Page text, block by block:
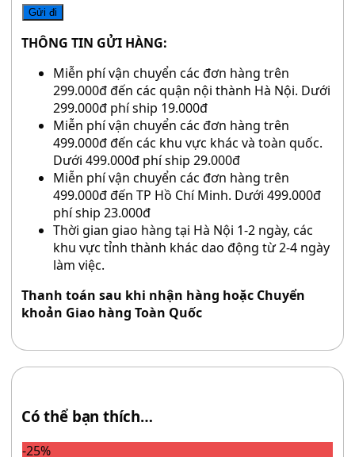
THÔNG TIN GỬI HÀNG:
Miễn phí vận chuyển các đơn hàng trên
299.000đ đến các quận nội thành Hà Nội. Dưới
299.000đ phí ship 19.000đ
Miễn phí vận chuyển các đơn hàng trên
499.000đ đến các khu vực khác và toàn quốc.
Dưới 499.000đ phí ship 29.000đ
Miễn phí vận chuyển các đơn hàng trên
499.000đ đến TP Hồ Chí Minh. Dưới 499.000đ
phí ship 23.000đ
Thời gian giao hàng tại Hà Nội 1-2 ngày, các
khu vực tỉnh thành khác dao động từ 2-4 ngày
làm việc.
Thanh toán sau khi nhận hàng hoặc Chuyển
khoản Giao hàng Toàn Quốc
Có thể bạn thích…
-25%